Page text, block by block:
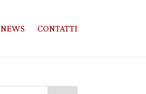
NEWS CONTATTI